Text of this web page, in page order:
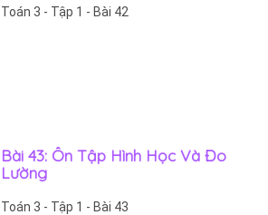
Toán 3 - Tập 1 - Bài 42
Bài 43: Ôn Tập Hình Học Và Đo
Lường
Toán 3 - Tập 1 - Bài 43